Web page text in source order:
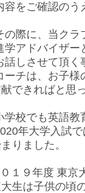
ご確認のうえ
に、当クラブ
学アドバイザー
話しさせて頂く
ーチは、お子様
きればと思
校でも英語教
年大学入試で
ました。
９年度 東京
は子供の頃の